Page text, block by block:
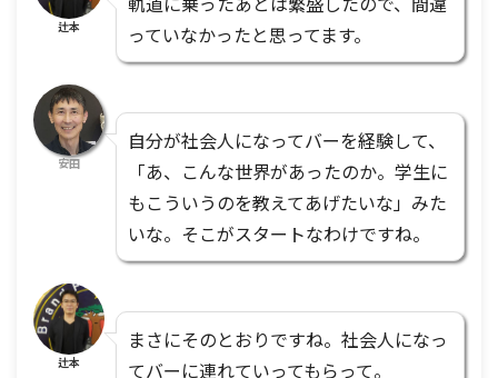
辻本
っていなかったと思ってます。
安田
自分が社会人になってバーを経験して、
「あ、こんな世界があったのか。学生に
もこういうのを教えてあげたいな」みた
いな。そこがスタートなわけですね。
辻本
まさにそのとおりですね。社会人になっ
てバーに連れていってもらって。